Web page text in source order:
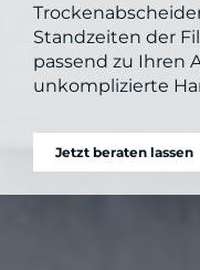
Standzeiten der
passend zu Ihren
unkomplizierte
Jetzt beraten lassen